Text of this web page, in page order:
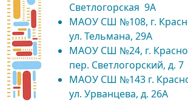
Светлогорская 9А
МАОУ СШ №108, г.
ул. Тельмана, 29А
МАОУ СШ №24, г.
пер. Светлогорский, д. 7
МАОУ СШ №143 г.
ул. Урванцева, д. 26А